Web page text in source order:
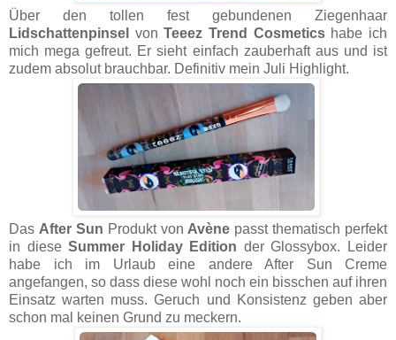
Über den tollen fest gebundenen Ziegenhaar
Lidschattenpinsel vonTeeez Trend Cosmeticshabe ich
mich mega gefreut. Er sieht einfach zauberhaft aus und ist
zudem absolut brauchbar. Definitiv mein Juli Highlight.
Das After Sun Produkt von Avène passt thematisch perfekt
in dieseSummer Holiday Edition der Glossybox. Leider
habe ich im Urlaub eine andere After Sun Creme
angefangen, so dass diese wohl noch ein bisschen auf ihren
Einsatz warten muss. Geruch und Konsistenz geben aber
schon mal keinen Grund zu meckern.